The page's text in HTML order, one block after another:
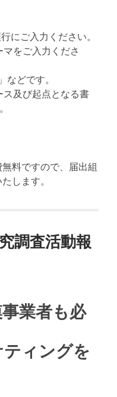
にご入力ください。
をご入力くださ
などです。
ス及び起点となる書
料ですので、届出組
します。
調査活動報
業者も必
ティングを